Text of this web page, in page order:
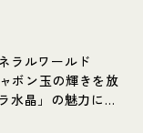
ラルワールド
ボン玉の輝きを放
水晶」の魅力に迫